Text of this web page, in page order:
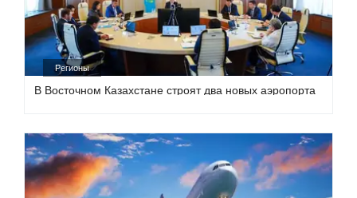
Регионы
В Восточном Казахстане строят два новых аэропорта